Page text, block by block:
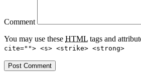
Comment
You may use these HTML tags and
cite=""> <s> <strike> <strong>